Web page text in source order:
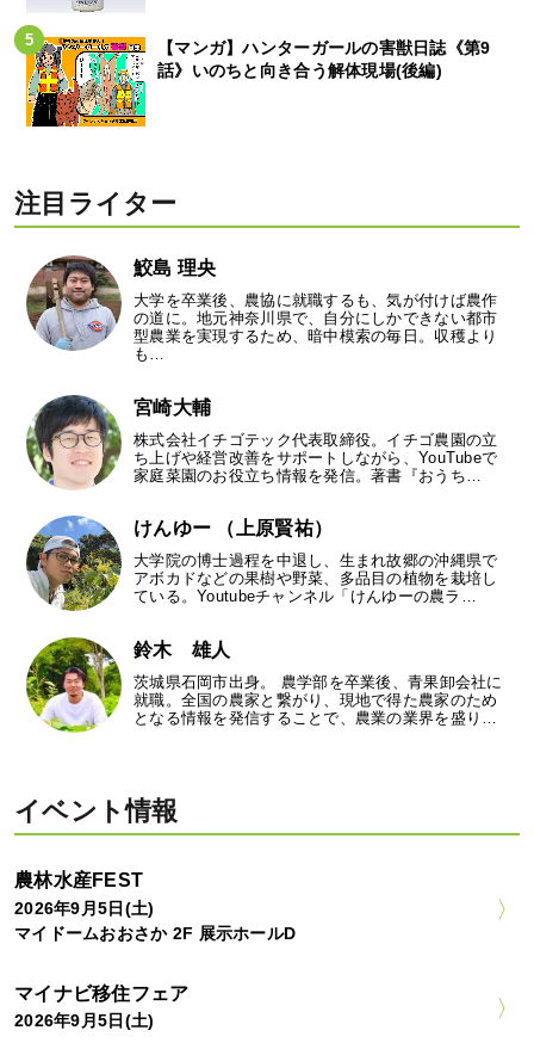
【マンガ】ハンターガールの害獣日誌《第9
話》いのちと向き合う解体現場(後編)
注目ライター
鮫島 理央
大学を卒業後、農協に就職するも、気が付けば農作
の道に。地元神奈川県で、自分にしかできない都市
型農業を実現するため、暗中模索の毎日。収穫より
も…
宮崎大輔
株式会社イチゴテック代表取締役。イチゴ農園の立
ち上げや経営改善をサポートしながら、YouTubeで
家庭菜園のお役立ち情報を発信。著書『おうち…
けんゆー （上原賢祐）
大学院の博士過程を中退し、生まれ故郷の沖縄県で
アボカドなどの果樹や野菜、多品目の植物を栽培し
ている。Youtubeチャンネル「けんゆーの農ラ…
鈴木 雄人
茨城県石岡市出身。 農学部を卒業後、青果卸会社に
就職。全国の農家と繋がり、現地で得た農家のため
となる情報を発信することで、農業の業界を盛り…
イベント情報
農林水産FEST
2026年9月5日(土)
マイドームおおさか 2F 展示ホールD
マイナビ移住フェア
2026年9月5日(土)